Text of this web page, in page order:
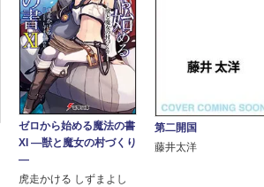
ゼロから始める魔法の書
XI ―獣と魔女の村づくり
―
虎走かける しずまよし
第二開国
藤井太洋